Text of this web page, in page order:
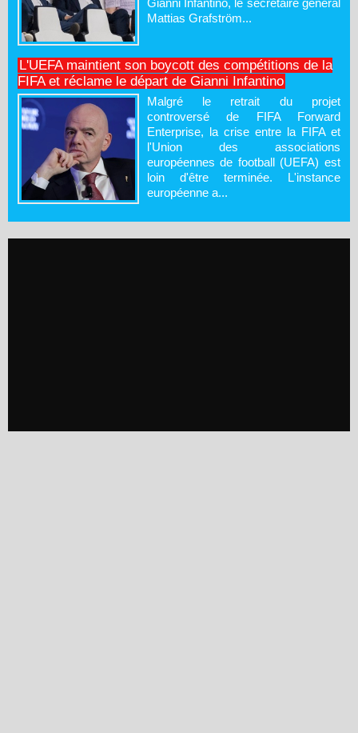
Gianni Infantino, le secrétaire général
Mattias Grafström...
L'UEFA maintient son boycott des compétitions de la
FIFA et réclame le départ de Gianni Infantino
Malgré le retrait du projet
controversé de FIFA Forward
Enterprise, la crise entre la FIFA et
l'Union des associations
européennes de football (UEFA) est
loin d'être terminée. L'instance
européenne a...